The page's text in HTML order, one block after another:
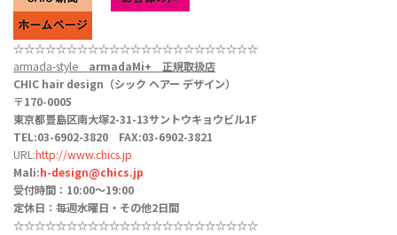
☆☆☆☆☆☆☆☆☆☆☆☆☆☆☆☆☆☆☆☆☆☆☆
armada-style armadaMi+ 正規取扱店
CHIC hair design（シック ヘアー デザイン）
〒170-0005
東京都豊島区南大塚2-31-13サントウキョウビル1F
TEL:03-6902-3820 FAX:03-6902-3821
URL:http://www.chics.jp
Mali:h-design@chics.jp
受付時間：10:00〜19:00
定休日：毎週水曜日・その他2日間
☆☆☆☆☆☆☆☆☆☆☆☆☆☆☆☆☆☆☆☆☆☆☆